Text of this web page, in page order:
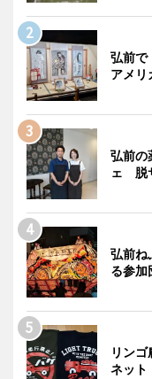
弘前
アメリ
弘前の
ェ 脱
弘前
る参加
リン
ネッ